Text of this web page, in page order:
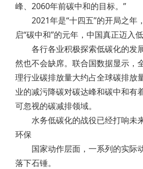
峰、2060年前碳中和的目标。”
2021年是“十四五”的开局之年
启“碳中和”的元年，中国真正迈入
各行各业积极探索低碳化的发
然也不会缺席。联合国数据显示，
理行业碳排放量大约占全球碳排放
业的减污降碳对碳达峰和碳中和有
可忽视的碳减排领域。
水务低碳化的战役已经打响未
环保
国家动作层面，一系列的实际
落下石锤。